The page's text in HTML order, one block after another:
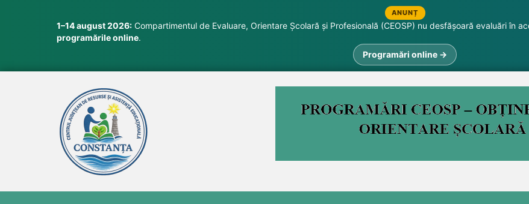
ANUNȚ
1–14 august 2026: Compartimentul de Evaluare, Orientare Școlară și Profesională (CEOSP) nu desfășoară evaluări în
programările online.
Programări online →